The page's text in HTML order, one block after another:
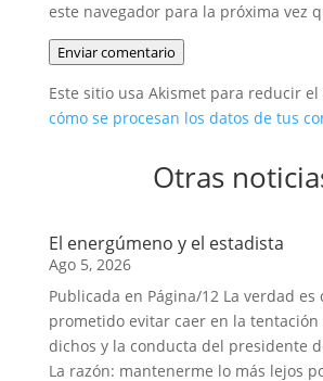
este navegador para la próxima vez
Enviar comentario
Este sitio usa Akismet para reducir el
cómo se procesan los datos de tus
Otras
El energúmeno y el estadista
Ago 5, 2026
Publicada en Página/12 La verdad
prometido evitar caer en la tentación
dichos y la conducta del presidente
La razón: mantenerme lo más lejos